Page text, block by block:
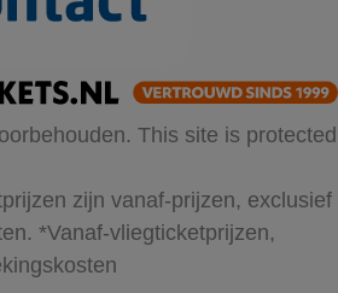
This site is protected
zijn vanaf-prijzen, exclusief
*Vanaf-vliegticketprijzen,